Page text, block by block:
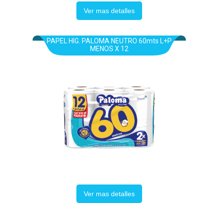
Ver mas detalles
PAPEL HIG. PALOMA NEUTRO 60mts L+P
MENOS X 12
Ver mas detalles